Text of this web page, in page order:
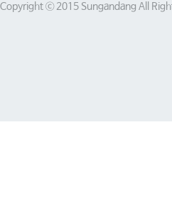
Copyright ⓒ 2015 Sungandang All